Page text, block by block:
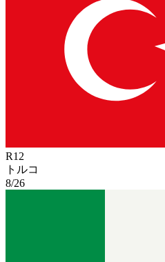
R12
トルコ
8/26